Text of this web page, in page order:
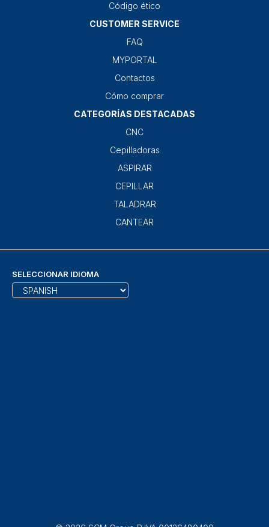
Código ético
CUSTOMER SERVICE
FAQ
MYPORTAL
Contactos
Cómo comprar
CATEGORÍAS DESTACADAS
CNC
Cepilladoras
ASPIRAR
CEPILLAR
TALADRAR
CANTEAR
SELECCIONAR IDIOMA